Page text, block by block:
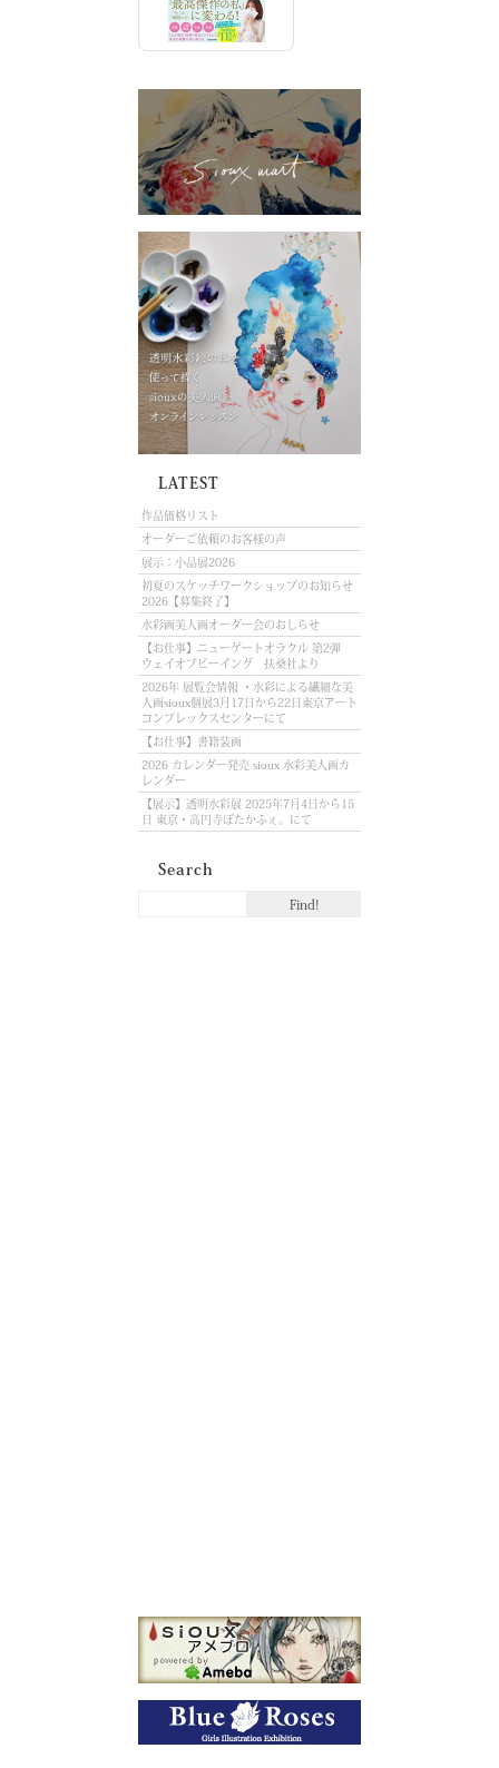
LATEST
作品価格リスト
オーダーご依頼のお客様の声
展示：小品展2026
初夏のスケッチワークショップのお知らせ
2026【募集終了】
水彩画美人画オーダー会のおしらせ
【お仕事】ニューゲートオラクル 第2弾
ウェイオブビーイング 扶桑社より
2026年 展覧会情報 ・水彩による繊細な美
人画sioux個展3月17日から22日東京アート
コンプレックスセンターにて
【お仕事】書籍装画
2026 カレンダー発売 sioux 水彩美人画カ
レンダー
【展示】透明水彩展 2025年7月4日から15
日 東京・高円寺ぽたかふぇ。にて
Search